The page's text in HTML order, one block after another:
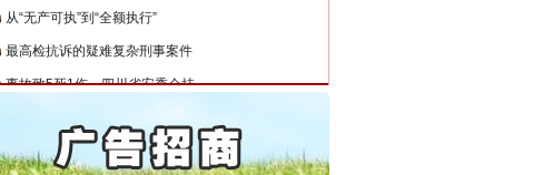
最高检抗诉的疑难复杂刑事案件
事故致5死1伤，四川省安委会挂..
近期涉私家车群死群伤事故多发..
半生相守，一别两宽：这场老年..
一纸欠条伤亲情 巡回调解促和..